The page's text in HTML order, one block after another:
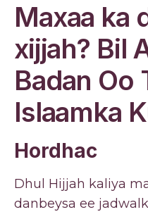
Maxaa ka
xijjah? Bil
Badan Oo
Islaamka
Hordhac
Dhul Hijjah kaliya
danbeysa ee